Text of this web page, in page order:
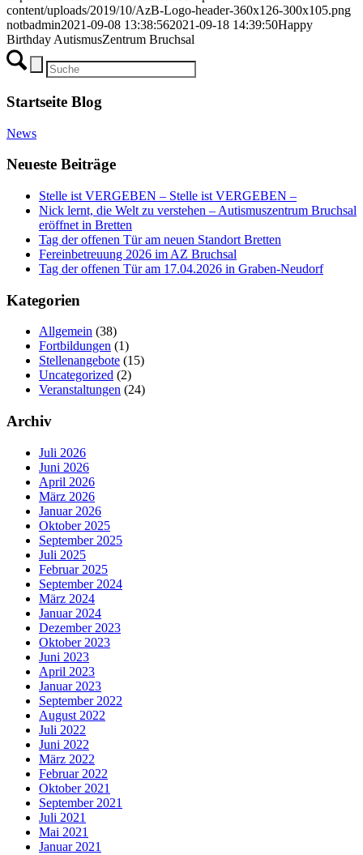
content/uploads/2019/10/AzB-Logo-header-360x126-300x105.png
notbadmin2021-09-08 13:38:562021-09-18 14:39:50Happy
Birthday AutismusZentrum Bruchsal
Startseite Blog
News
Neueste Beiträge
Stelle ist VERGEBEN – Stelle ist VERGEBEN –
Nick lernt, die Welt zu verstehen – Autismuszentrum Bruchsal
eröffnet in Bretten
Tag der offenen Tür am neuen Standort Bretten
Fereinbetreuung 2026 im AZ Bruchsal
Tag der offenen Tür am 17.04.2026 in Graben-Neudorf
Kategorien
Allgemein (38)
Fortbildungen (1)
Stellenangebote (15)
Uncategorized (2)
Veranstaltungen (24)
Archiv
Juli 2026
Juni 2026
April 2026
März 2026
Januar 2026
Oktober 2025
September 2025
Juli 2025
Februar 2025
September 2024
März 2024
Januar 2024
Dezember 2023
Oktober 2023
Juni 2023
April 2023
Januar 2023
September 2022
August 2022
Juli 2022
Juni 2022
März 2022
Februar 2022
Oktober 2021
September 2021
Juli 2021
Mai 2021
Januar 2021